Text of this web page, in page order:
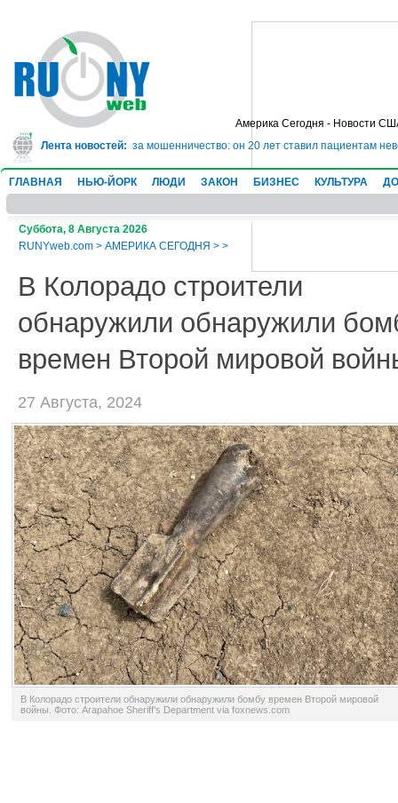
Америка Сегодня - Новости
Лента новостей:
в тюрьму на 10 лет за мошенничество: он 20 лет ставил пациентам
ГЛАВНАЯ НЬЮ-ЙОРК ЛЮДИ ЗАКОН БИЗНЕС КУЛЬТУРА
Суббота, 8 Августа 2026
RUNYweb.com > АМЕРИКА СЕГОДНЯ > >
В Колорадо строители
обнаружили обнаружили
времен Второй мировой
27 Августа, 2024
В Колорадо строители обнаружили обнаружили бомбу времен Второй мировой
войны. Фото: Arapahoe Sheriff’s Department via foxnews.com